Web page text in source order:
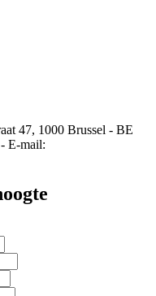
47, 1000 Brussel - BE
- E-mail: